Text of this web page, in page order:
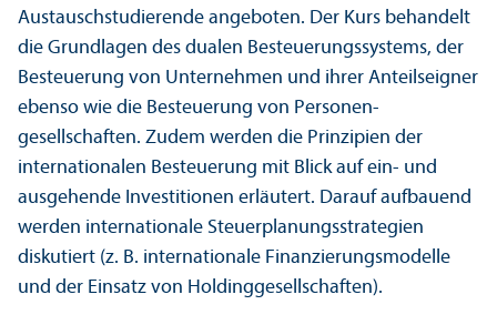
Austausch­studierende angeboten. Der Kurs behandelt
die Grundlagen des dualen Besteuerungs­systems, der
Besteuerung von Unter­nehmen und ihrer Anteilseigner
ebenso wie die Besteuerung von Personen­
gesellschaften. Zudem werden die Prinzipien der
internationalen Besteuerung mit Blick auf ein- und
ausgehende Investitionen erläutert. Darauf aufbauend
werden internationale Steuerplanungs­strategien
diskutiert (z. B. internationale Finanzierungs­modelle
und der Einsatz von Holding­gesellschaften).